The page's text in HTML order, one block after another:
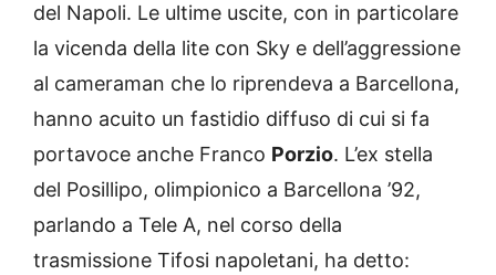
del Napoli. Le ultime uscite, con in particolare
la vicenda della lite con Sky e dell’aggressione
al cameraman che lo riprendeva a Barcellona,
hanno acuito un fastidio diffuso di cui si fa
portavoce anche Franco Porzio. L’ex stella
del Posillipo, olimpionico a Barcellona ’92,
parlando a Tele A, nel corso della
trasmissione Tifosi napoletani, ha detto: